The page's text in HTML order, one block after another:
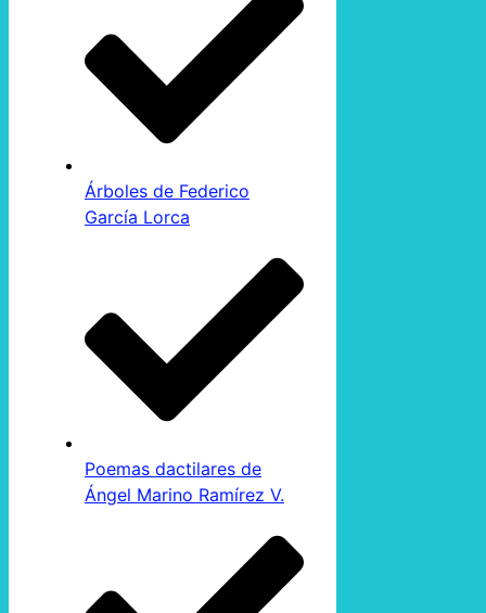
Árboles de Federico
García Lorca
Poemas dactilares de
Ángel Marino Ramírez V.